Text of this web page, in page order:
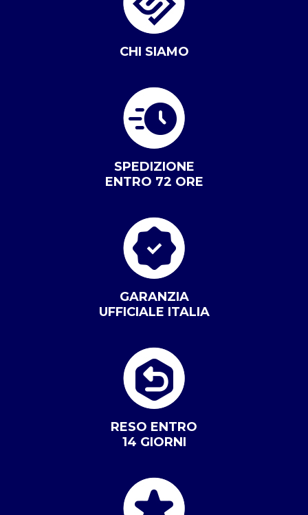
CHI SIAMO
SPEDIZIONE
ENTRO 72 ORE
GARANZIA
UFFICIALE ITALIA
RESO ENTRO
14 GIORNI